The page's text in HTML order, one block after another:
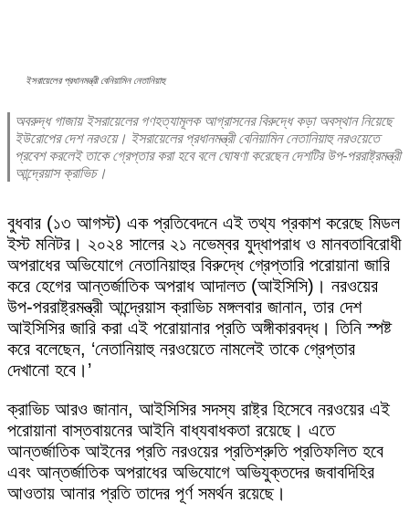
ইসরায়েলের প্রধানমন্ত্রী বেনিয়ামিন নেতানিয়াহু
অবরুদ্ধ গাজায় ইসরায়েলের গণহত্যামূলক আগ্রাসনের বিরুদ্ধে কড়া অবস্থান নিয়েছে
ইউরোপের দেশ নরওয়ে। ইসরায়েলের প্রধানমন্ত্রী বেনিয়ামিন নেতানিয়াহু নরওয়েতে
প্রবেশ করলেই তাকে গ্রেপ্তার করা হবে বলে ঘোষণা করেছেন দেশটির উপ-পররাষ্ট্রমন্ত্রী
আন্দ্রেয়াস ক্রাভিচ।
বুধবার (১৩ আগস্ট) এক প্রতিবেদনে এই তথ্য প্রকাশ করেছে মিডল
ইস্ট মনিটর। ২০২৪ সালের ২১ নভেম্বর যুদ্ধাপরাধ ও মানবতাবিরোধী
অপরাধের অভিযোগে নেতানিয়াহুর বিরুদ্ধে গ্রেপ্তারি পরোয়ানা জারি
করে হেগের আন্তর্জাতিক অপরাধ আদালত (আইসিসি)। নরওয়ের
উপ-পররাষ্ট্রমন্ত্রী আন্দ্রেয়াস ক্রাভিচ মঙ্গলবার জানান, তার দেশ
আইসিসির জারি করা এই পরোয়ানার প্রতি অঙ্গীকারবদ্ধ। তিনি স্পষ্ট
করে বলেছেন, ‘নেতানিয়াহু নরওয়েতে নামলেই তাকে গ্রেপ্তার
দেখানো হবে।’
ক্রাভিচ আরও জানান, আইসিসির সদস্য রাষ্ট্র হিসেবে নরওয়ের এই
পরোয়ানা বাস্তবায়নের আইনি বাধ্যবাধকতা রয়েছে। এতে
আন্তর্জাতিক আইনের প্রতি নরওয়ের প্রতিশ্রুতি প্রতিফলিত হবে
এবং আন্তর্জাতিক অপরাধের অভিযোগে অভিযুক্তদের জবাবদিহির
আওতায় আনার প্রতি তাদের পূর্ণ সমর্থন রয়েছে।